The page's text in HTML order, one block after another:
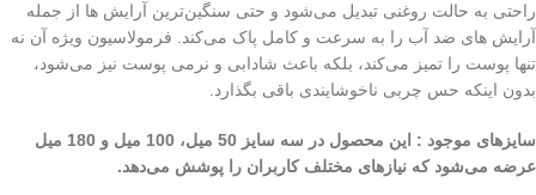
راحتی به حالت روغنی تبدیل می‌شود و حتی سنگین‌ترین آرایش‌ ها از جمله
آرایش‌ های ضد آب را به‌ سرعت و کامل پاک می‌کند. فرمولاسیون ویژه آن نه
تنها پوست را تمیز می‌کند، بلکه باعث شادابی و نرمی پوست نیز می‌شود،
بدون اینکه حس چربی ناخوشایندی باقی بگذارد.
سایزهای موجود :
این محصول در سه سایز 50 میل، 100 میل و 180 میل
عرضه می‌شود که نیازهای مختلف کاربران را پوشش می‌دهد.